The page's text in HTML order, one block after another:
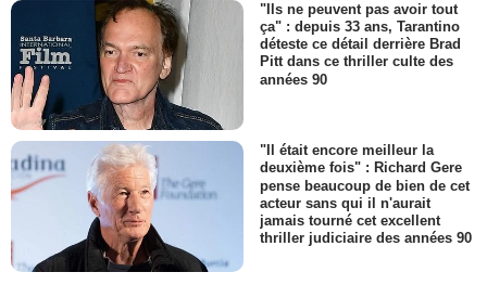
"Ils ne peuvent pas avoir tout
ça" : depuis 33 ans, Tarantino
déteste ce détail derrière Brad
Pitt dans ce thriller culte des
années 90
"Il était encore meilleur la
deuxième fois" : Richard Gere
pense beaucoup de bien de cet
acteur sans qui il n'aurait
jamais tourné cet excellent
thriller judiciaire des années 90